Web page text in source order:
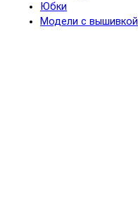
Юбки
Модели с вышивкой